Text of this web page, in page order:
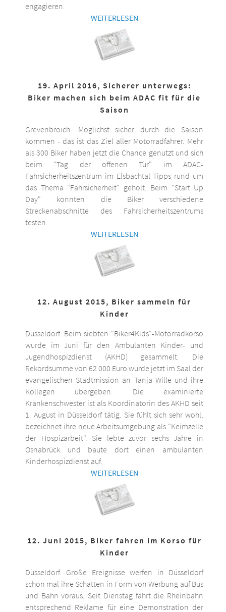
engagieren.
WEITERLESEN
19. April 2016, Sicherer unterwegs:
Biker machen sich beim ADAC fit für die
Saison
Grevenbroich. Möglichst sicher durch die Saison
kommen - das ist das Ziel aller Motorradfahrer. Mehr
als 300 Biker haben jetzt die Chance genutzt und sich
beim "Tag der offenen Tür" im ADAC-
Fahrsicherheitszentrum im Elsbachtal Tipps rund um
das Thema "Fahrsicherheit" geholt. Beim "Start Up
Day" konnten die Biker verschiedene
Streckenabschnitte des Fahrsicherheitszentrums
testen.
WEITERLESEN
12. August 2015, Biker sammeln für
Kinder
Düsseldorf. Beim siebten "Biker4Kids"-Motorradkorso
wurde im Juni für den Ambulanten Kinder- und
Jugendhospizdienst (AKHD) gesammelt. Die
Rekordsumme von 62 000 Euro wurde jetzt im Saal der
evangelischen Stadtmission an Tanja Wille und ihre
Kollegen übergeben. Die examinierte
Krankenschwester ist als Koordinatorin des AKHD seit
1. August in Düsseldorf tätig. Sie fühlt sich sehr wohl,
bezeichnet ihre neue Arbeitsumgebung als "Keimzelle
der Hospizarbeit". Sie lebte zuvor sechs Jahre in
Osnabrück und baute dort einen ambulanten
Kinderhospizdienst auf.
WEITERLESEN
12. Juni 2015, Biker fahren im Korso für
Kinder
Düsseldorf. Große Ereignisse werfen in Düsseldorf
schon mal ihre Schatten in Form von Werbung auf Bus
und Bahn voraus. Seit Dienstag fährt die Rheinbahn
entsprechend Reklame für eine Demonstration der